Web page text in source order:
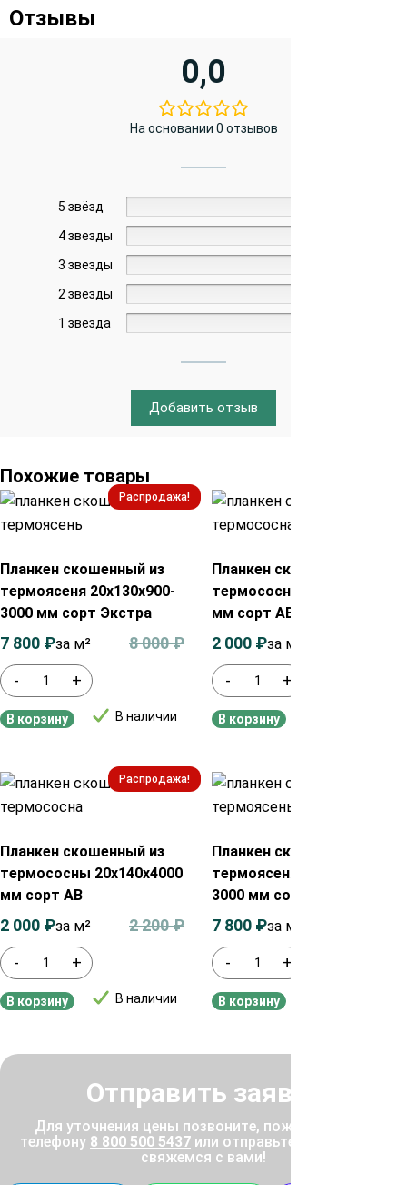
Отзывы
0,0
На основании 0 отзывов
5 звёзд
4 звезды
3 звезды
2 звезды
1 звезда
Добавить отзыв
Похожие товары
Распродажа!
Планкен скошенный из
термоясеня 20х130х900-
3000 мм сорт Экстра
- +
В наличии
8 000₽
7 800 ₽за м²
В корзину
Планкен скошенный из
термососны 20х140х3600
мм сорт АВ
- +
2 000 ₽за м²
В корзину
Распродажа!
Планкен скошенный из
термососны 20х140х4000
мм сорт АВ
- +
В наличии
2 200₽
2 000 ₽за м²
В корзину
Планкен скошенный из
термоясеня 20х170х900-
3000 мм сорт Экстра
- +
7 800 ₽за м²
В корзину
Отправить заявку
Для уточнения цены позвоните, пожалуйста, по
телефону 8 800 500 5437 или отправьте заявку, и мы
свяжемся с вами!